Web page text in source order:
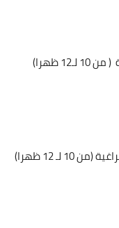
( من 10 لـ12 ظهرا)